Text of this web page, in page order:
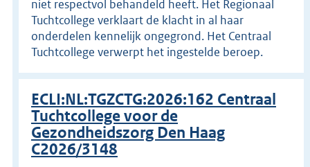
niet respectvol behandeld heeft. Het Regionaal
Tuchtcollege verklaart de klacht in al haar
onderdelen kennelijk ongegrond. Het Centraal
Tuchtcollege verwerpt het ingestelde beroep.
ECLI:NL:TGZCTG:2026:162 Centraal
Tuchtcollege voor de
Gezondheidszorg Den Haag
C2026/3148